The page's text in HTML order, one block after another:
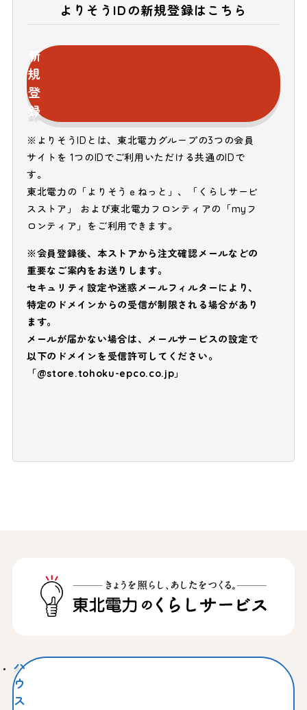
よりそうIDの新規登録はこちら
新
規
登
録
※よりそうIDとは、東北電力グループの3つの会員
サイトを 1つのIDでご利用いただける共通のIDで
す。
東北電力の「よりそうｅねっと」、「くらしサービ
スストア」 および東北電力フロンティアの「myフ
ロンティア」をご利用できます。
※会員登録後、本ストアから注文確認メールなどの
重要なご案内をお送りします。
セキュリティ設定や迷惑メールフィルターにより、
特定のドメインからの受信が制限される場合があり
ます。
メールが届かない場合は、メールサービスの設定で
以下のドメインを受信許可してください。
「@store.tohoku-epco.co.jp」
ハ
ウ
ス